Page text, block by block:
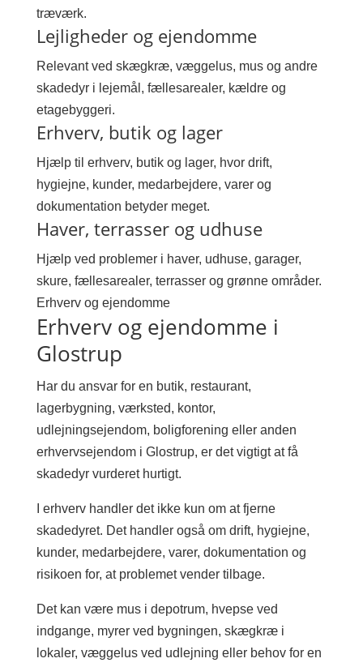
træværk.
Lejligheder og ejendomme
Relevant ved skægkræ, væggelus, mus og andre
skadedyr i lejemål, fællesarealer, kældre og
etagebyggeri.
Erhverv, butik og lager
Hjælp til erhverv, butik og lager, hvor drift,
hygiejne, kunder, medarbejdere, varer og
dokumentation betyder meget.
Haver, terrasser og udhuse
Hjælp ved problemer i haver, udhuse, garager,
skure, fællesarealer, terrasser og grønne områder.
Erhverv og ejendomme
Erhverv og ejendomme i
Glostrup
Har du ansvar for en butik, restaurant,
lagerbygning, værksted, kontor,
udlejningsejendom, boligforening eller anden
erhvervsejendom i Glostrup, er det vigtigt at få
skadedyr vurderet hurtigt.
I erhverv handler det ikke kun om at fjerne
skadedyret. Det handler også om drift, hygiejne,
kunder, medarbejdere, varer, dokumentation og
risikoen for, at problemet vender tilbage.
Det kan være mus i depotrum, hvepse ved
indgange, myrer ved bygningen, skægkræ i
lokaler, væggelus ved udlejning eller behov for en